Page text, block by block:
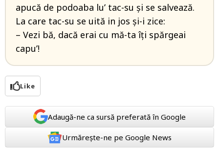
apucă de podoaba lu’ tac-su și se salvează.
La care tac-su se uită in jos și-i zice:
– Vezi bă, dacă erai cu mă-ta îți spărgeai
capu’!
Like
Adaugă-ne ca sursă preferată în Google
Urmărește-ne pe Google News